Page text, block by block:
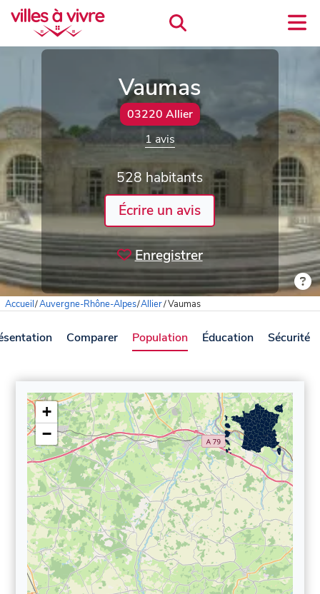
Vaumas
03220 Allier
1 avis
528 habitants
Écrire un avis
Enregistrer
Accueil/Auvergne-Rhône-Alpes/Allier/Vaumas
Comparer Population Éducation Sécurité
+
−